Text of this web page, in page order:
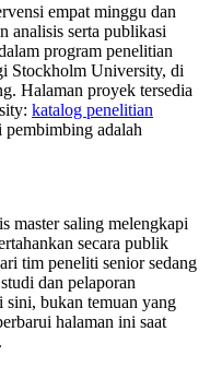
empat minggu dan
analisis serta publikasi
program penelitian
Stockholm University, di
Halaman proyek tersedia
katalog penelitian
pembimbing adalah
master saling melengkapi
secara publik
tim peneliti senior sedang
dan pelaporan
sini, bukan temuan yang
halaman ini saat